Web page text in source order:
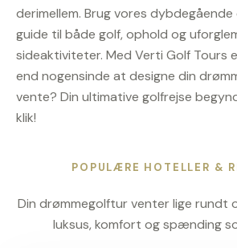
derimellem. Brug vores
guide til både golf, ophold og
sideaktiviteter. Med Verti Golf Tours
end nogensinde at designe din
vente? Din ultimative golfrejse
klik!
POPULÆRE HOTELLER &
Din drømmegolftur venter lige rundt
luksus, komfort og spænding